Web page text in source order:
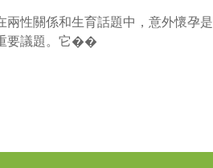
兩性關係和生育話題中，意外懷孕是
要議題。它��